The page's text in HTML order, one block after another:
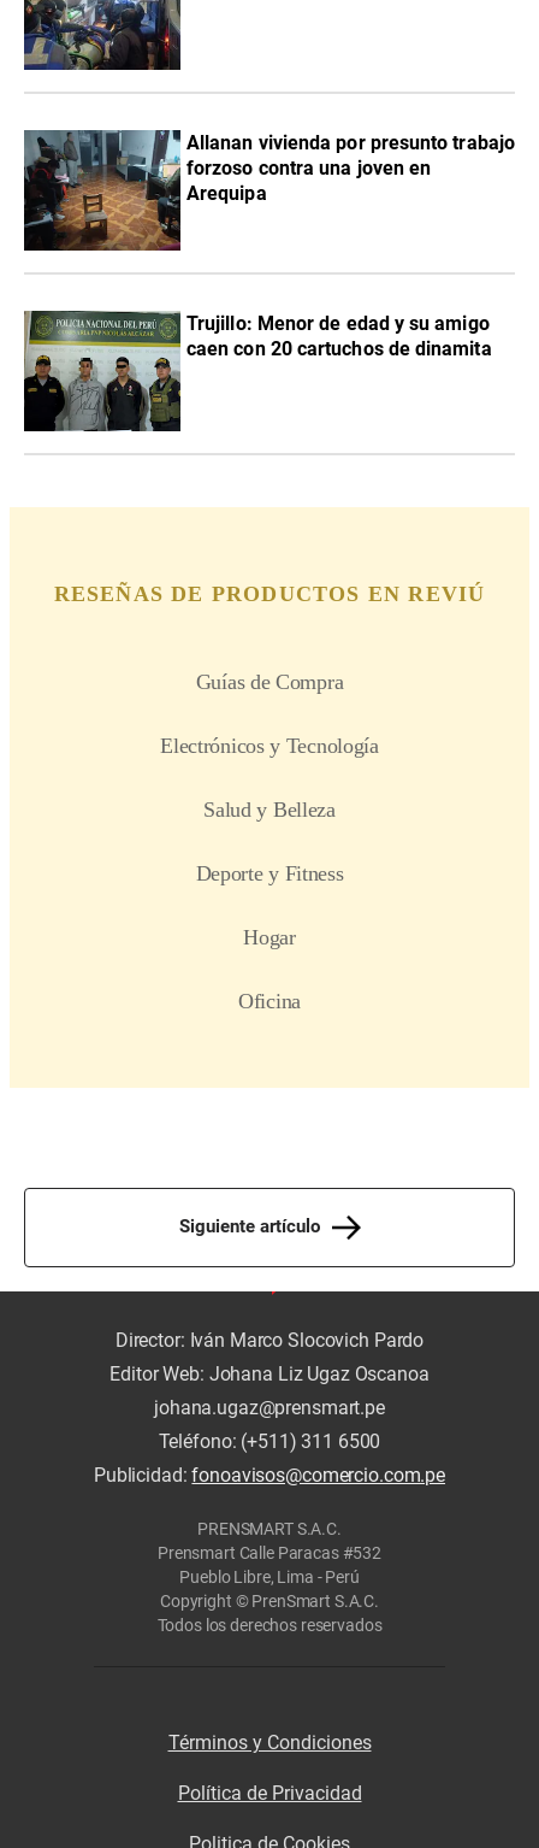
Allanan vivienda por presunto trabajo
forzoso contra una joven en
Arequipa
Trujillo: Menor de edad y su amigo
caen con 20 cartuchos de dinamita
Siguiente artículo
Director: Iván Marco Slocovich Pardo
Editor Web: Johana Liz Ugaz Oscanoa
johana.ugaz@prensmart.pe
Teléfono: (+511) 311 6500
Publicidad:fonoavisos@comercio.com.pe
PRENSMART S.A.C.
Prensmart Calle Paracas #532
Pueblo Libre, Lima - Perú
Copyright © PrenSmart S.A.C.
Todos los derechos reservados
Términos y Condiciones
Política de Privacidad